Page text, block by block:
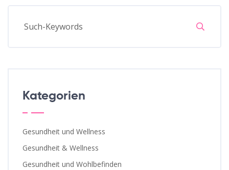
Kategorien
Gesundheit und Wellness
Gesundheit & Wellness
Gesundheit und Wohlbefinden